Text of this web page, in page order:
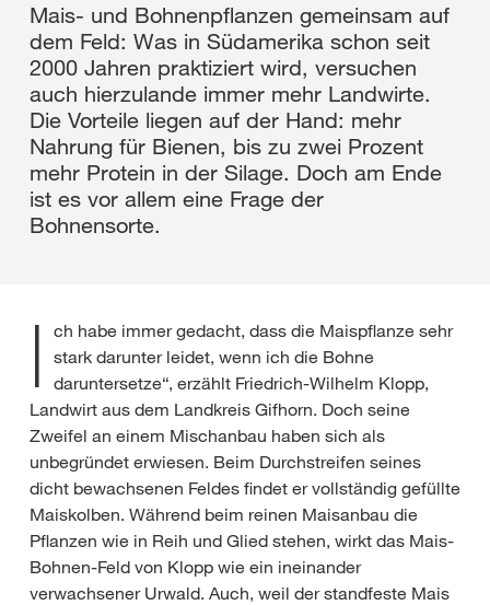
Mais- und Bohnenpflanzen gemeinsam auf
dem Feld: Was in Südamerika schon seit
2000 Jahren praktiziert wird, versuchen
auch hierzulande immer mehr Landwirte.
Die Vorteile liegen auf der Hand: mehr
Nahrung für Bienen, bis zu zwei Prozent
mehr Protein in der Silage. Doch am Ende
ist es vor allem eine Frage der
Bohnensorte.
I
ch habe immer gedacht, dass die Maispflanze sehr
stark darunter leidet, wenn ich die Bohne
daruntersetze“, erzählt Friedrich-Wilhelm Klopp,
Landwirt aus dem Landkreis Gifhorn. Doch seine
Zweifel an einem Mischanbau haben sich als
unbegründet erwiesen. Beim Durchstreifen seines
dicht bewachsenen Feldes findet er vollständig gefüllte
Maiskolben. Während beim reinen Maisanbau die
Pflanzen wie in Reih und Glied stehen, wirkt das Mais-
Bohnen-Feld von Klopp wie ein ineinander
verwachsener Urwald. Auch, weil der standfeste Mais